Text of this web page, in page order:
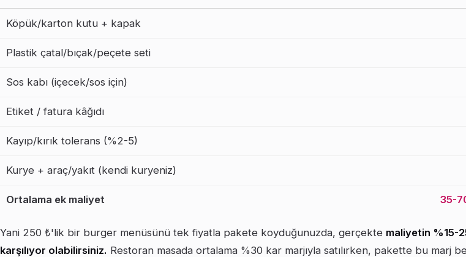
Köpük/karton kutu + kapak
Plastik çatal/bıçak/peçete seti
Sos kabı (içecek/sos için)
Etiket / fatura kâğıdı
Kayıp/kırık tolerans (%2-5)
Kurye + araç/yakıt (kendi kuryeniz)
Ortalama ek maliyet 35-
Yani 250 ₺'lik bir burger menüsünü tek fiyatla pakete koyduğunuzda, gerçekte maliyetin %15-
karşılıyor olabilirsiniz. Restoran masada ortalama %30 kar marjıyla satılırken, pakette bu marj